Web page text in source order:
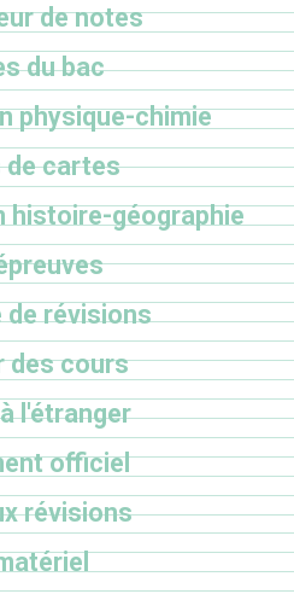
de notes
du bac
physique-chimie
de cartes
histoire-géographie
de révisions
des cours
l'étranger
officiel
révisions